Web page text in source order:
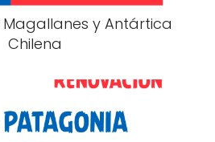
Magallanes y Antártica
Chilena